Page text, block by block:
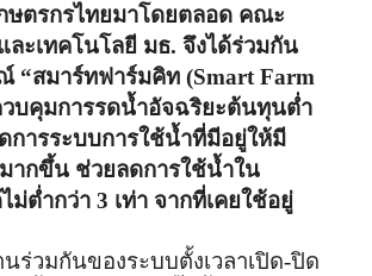
ษตรกรไทยมาโดยตลอด คณะ
ละเทคโนโลยี มธ. จึงได้ร่วมกัน
“สมาร์ทฟาร์มคิท (Smart Farm
บคุมการรดน้ำอัจฉริยะต้นทุนต่ำ
การระบบการใช้น้ำที่มีอยู่ให้มี
ากขึ้น ช่วยลดการใช้น้ำใน
ม่ต่ำกว่า 3 เท่า จากที่เคยใช้อยู่
นร่วมกันของระบบตั้งเวลาเปิด-ปิด